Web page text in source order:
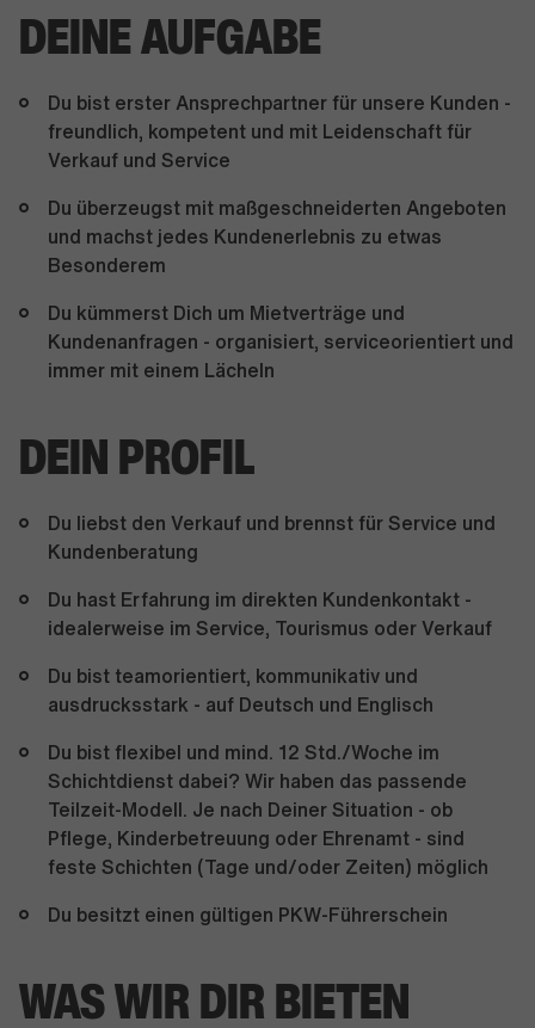
DEINE AUFGABE
Du bist erster Ansprechpartner für unsere Kunden -
freundlich, kompetent und mit Leidenschaft für
Verkauf und Service
Du überzeugst mit maßgeschneiderten Angeboten
und machst jedes Kundenerlebnis zu etwas
Besonderem
Du kümmerst Dich um Mietverträge und
Kundenanfragen - organisiert, serviceorientiert und
immer mit einem Lächeln
DEIN PROFIL
Du liebst den Verkauf und brennst für Service und
Kundenberatung
Du hast Erfahrung im direkten Kundenkontakt -
idealerweise im Service, Tourismus oder Verkauf
Du bist teamorientiert, kommunikativ und
ausdrucksstark - auf Deutsch und Englisch
Du bist flexibel und mind. 12 Std./Woche im
Schichtdienst dabei? Wir haben das passende
Teilzeit-Modell. Je nach Deiner Situation - ob
Pflege, Kinderbetreuung oder Ehrenamt - sind
feste Schichten (Tage und/oder Zeiten) möglich
Du besitzt einen gültigen PKW-Führerschein
WAS WIR DIR BIETEN